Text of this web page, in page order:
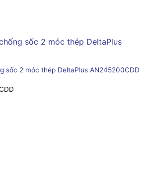
sốc 2 móc thép DeltaPlus AN245200CDD